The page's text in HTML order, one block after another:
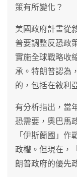
策有所變化？
美國政府計畫從
普要調整反恐政
實施全球戰略收
承。特朗普認為
的，包括在敘利
有分析指出，當
恐需要，奧巴馬
「伊斯蘭國」
政權。但現在，
朗普政府的優先